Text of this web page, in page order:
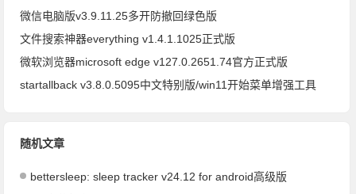
微信电脑版v3.9.11.25多开防撤回绿色版
文件搜索神器everything v1.4.1.1025正式版
微软浏览器microsoft edge v127.0.2651.74官方正式版
startallback v3.8.0.5095中文特别版/win11开始菜单增强工具
随机文章
bettersleep: sleep tracker v24.12 for android高级版